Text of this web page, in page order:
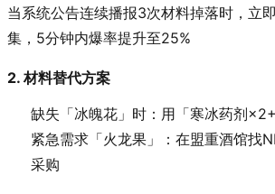
当系统公告连续播报3次材料掉落时，立
集，5分钟内爆率提升至25%
2. 材料替代方案
缺失「冰魄花」时：用「寒冰药剂
紧急需求「火龙果」：在盟重酒馆找
采购